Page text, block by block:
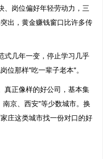
、岗位偏好年轻劳动力，三
出，黄金赚钱窗口比许多传
式几年一变，停止学习几乎
位那样"吃一辈子老本"。
真正像样的好公司，基本集
京、西安"等少数城市。换
庄这类城市找一份对口的好